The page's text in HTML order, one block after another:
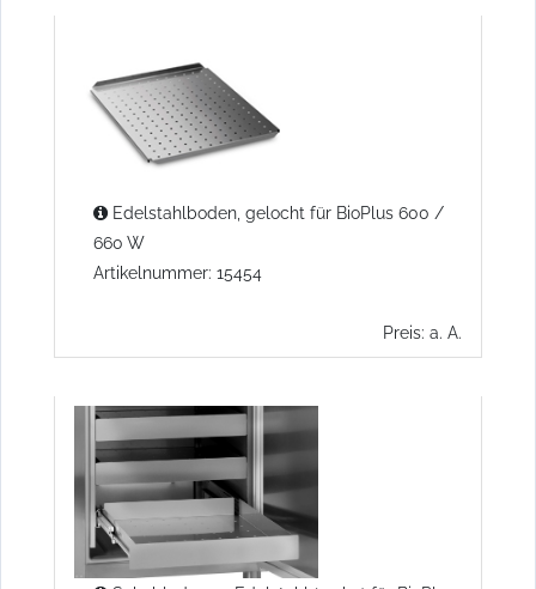
Edelstahlboden, gelocht für BioPlus 600 /
660 W
Artikelnummer: 15454
Preis: a. A.